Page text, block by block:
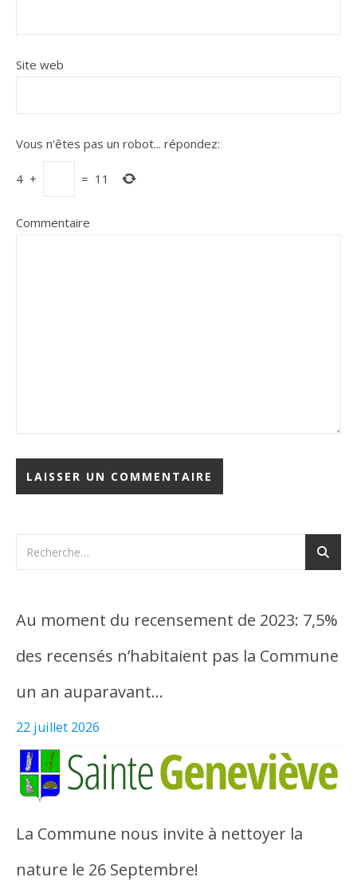
Site web
Vous n'êtes pas un robot... répondez:
4 + = 11
Commentaire
Au moment du recensement de 2023: 7,5%
des recensés n’habitaient pas la Commune
un an auparavant…
22 juillet 2026
La Commune nous invite à nettoyer la
nature le 26 Septembre!